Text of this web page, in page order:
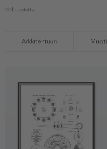
441 tuotetta
Arkkitehtuuri Muoti